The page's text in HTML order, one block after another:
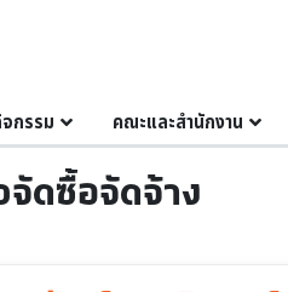
กรรม คณะและสำนักงาน
จัดซื้อจัดจ้าง